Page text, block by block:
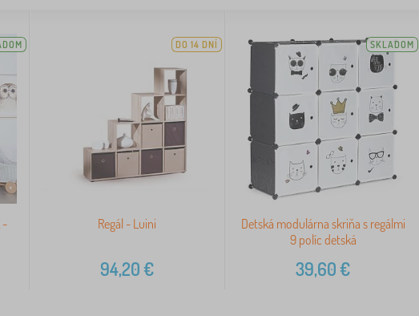
-
DO 14 DNÍ
Regál - Luini
94,20€
SKLADOM
Detská modulárna skriňa s regálmi
9 políc detská
39,60€